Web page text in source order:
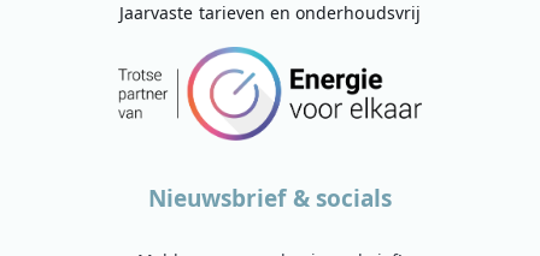
Jaarvaste tarieven en onderhoudsvrij
Nieuwsbrief & socials